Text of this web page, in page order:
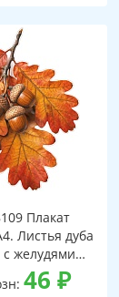
Плакат
Листья дуба
желудями
ВД-лак)
46₽